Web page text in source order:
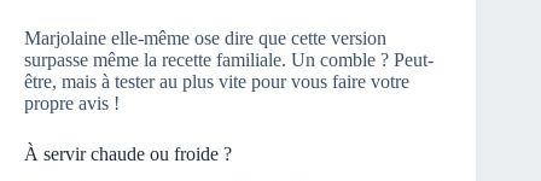
Marjolaine elle-même ose dire que cette version
surpasse même la recette familiale. Un comble ? Peut-
être, mais à tester au plus vite pour vous faire votre
propre avis !
À servir chaude ou froide ?